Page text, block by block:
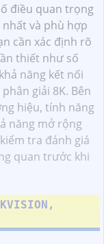
điều quan trọng
và phù hợp
cần xác định rõ
thiết như số
năng kết nối
giải 8K. Bên
hiệu, tính năng
năng mở rộng
tra đánh giá
quan trước khi